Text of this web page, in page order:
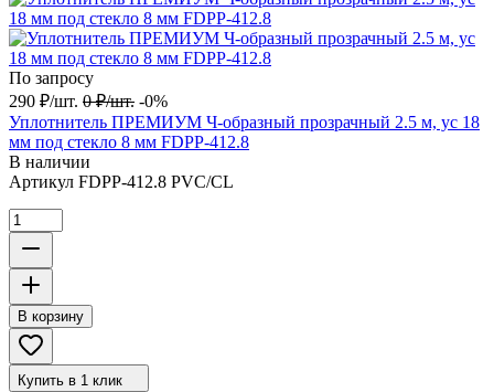
По запросу
290 ₽/шт. 0 ₽/шт. -0%
Уплотнитель ПРЕМИУМ Ч-образный прозрачный 2.5 м, ус 18
мм под стекло 8 мм FDPP-412.8
В наличии
Артикул FDPP-412.8 PVC/CL
В корзину
Купить в 1 клик